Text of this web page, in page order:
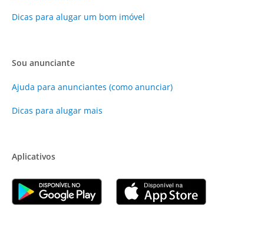
Dicas para alugar um bom imóvel
Sou anunciante
Ajuda para anunciantes (como anunciar)
Dicas para alugar mais
Aplicativos